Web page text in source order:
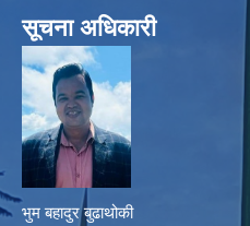
सूचना अधिकारी
भुम बहादुर बुढाथोकी